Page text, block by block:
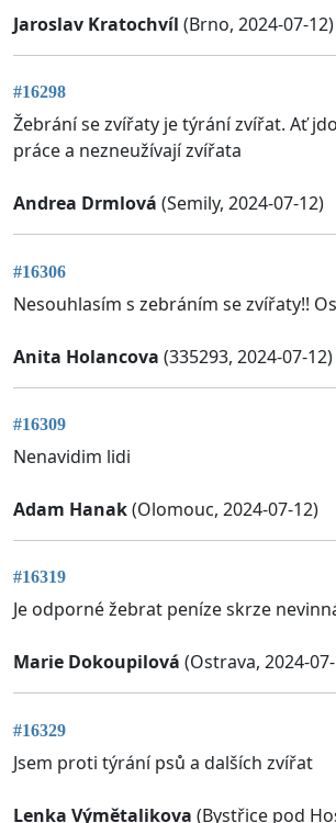
Jaroslav Kratochvíl (Brno, 2024-07-12)
#16298
Žebrání se zvířaty je týrání zvířat. Ať
práce a nezneužívají zvířata
Andrea Drmlová (Semily, 2024-07-12)
#16306
Nesouhlasím s zebráním se zvířaty!!
Anita Holancova (335293, 2024-07-12)
#16309
Nenavidim lidi
Adam Hanak(Olomouc, 2024-07-12)
#16319
Je odporné žebrat peníze skrze
Marie Dokoupilová (Ostrava, 2024-
#16329
Jsem proti týrání psů a dalších zvířat
Lenka Výmětalikova (Bystřice pod